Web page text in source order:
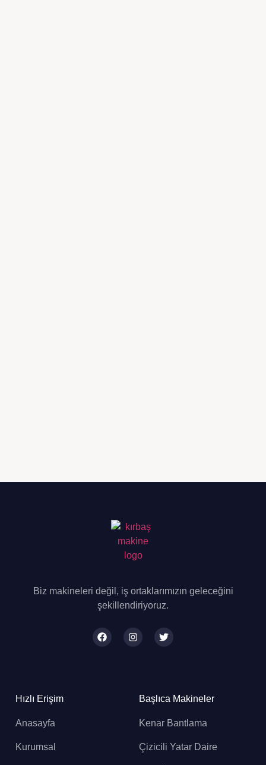
Biz makineleri değil, iş ortaklarımızın geleceğini
şekillendiriyoruz.
Hızlı Erişim
Anasayfa
Kurumsal
Başlıca Makineler
Kenar Bantlama
Çizicili Yatar Daire